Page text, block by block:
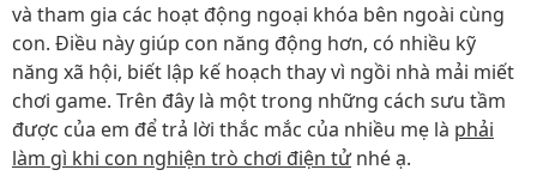
và tham gia các hoạt động ngoại khóa bên ngoài cùng
con. Điều này giúp con năng động hơn, có nhiều kỹ
năng xã hội, biết lập kế hoạch thay vì ngồi nhà mải miết
chơi game. Trên đây là một trong những cách sưu tầm
được của em để trả lời thắc mắc của nhiều mẹ là phải
làm gì khi con nghiện trò chơi điện tửnhé ạ.